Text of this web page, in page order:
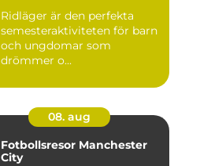
Ridläger är den perfekta
semesteraktiviteten för barn
och ungdomar som
drömmer o...
08. aug
Fotbollsresor Manchester
City